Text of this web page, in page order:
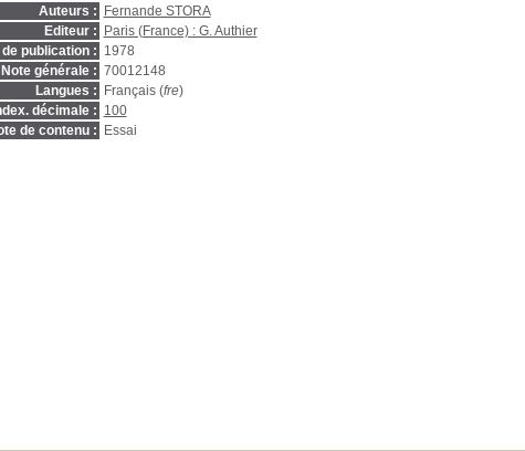
Auteurs :
Fernande STORA
Editeur :
Paris (France) : G. Authier
publication : 1978
Note générale : 70012148
Langues :
Français (fre)
décimale : 100
de contenu :
Essai